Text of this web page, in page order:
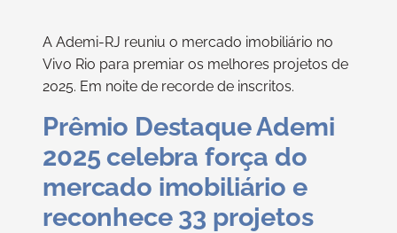
A Ademi-RJ reuniu o mercado imobiliário no
Vivo Rio para premiar os melhores projetos de
2025. Em noite de recorde de inscritos.
Prêmio Destaque Ademi
2025 celebra força do
mercado imobiliário e
reconhece 33 projetos